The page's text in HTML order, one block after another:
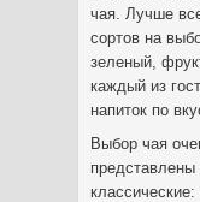
чая. Лучше
сортов на
зеленый,
каждый из
напиток по
Выбор чая